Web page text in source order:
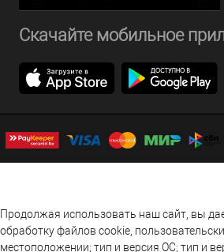
Скачайте мобильное
Продолжая использовать наш сайт, вы
обработку файлов cookie,
местоположении; тип и версия ОС; тип и